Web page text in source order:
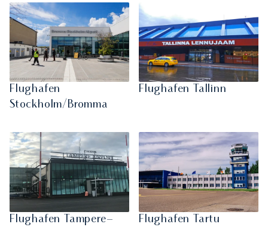
Flughafen
Stockholm/Bromma
Flughafen Tallinn
Flughafen Tampere–
Flughafen Tartu